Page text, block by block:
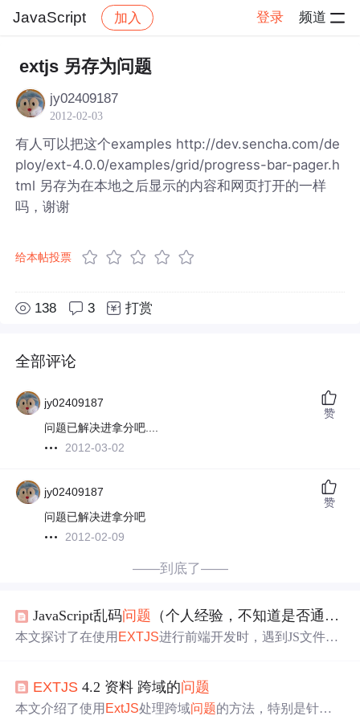
JavaScript 加入 登录 频道
社区 JavaScript
extjs 另存为问题
jy02409187
2012-02-03
有人可以把这个examples http://dev.sencha.com/de
ploy/ext-4.0.0/examples/grid/progress-bar-pager.h
tml 另存为在本地之后显示的内容和网页打开的一样
吗，谢谢
给本帖投票
138 3 打赏
全部评论
jy02409187
问题已解决进拿分吧....
2012-03-02
赞
jy02409187
问题已解决进拿分吧
2012-02-09
赞
——到底了——
JavaScript乱码问题 （个人经验，不知道是否通用）
本文探讨了在使用 EXTJS进行前端开发时，遇到JS文件在
。 EXTJS 4.2 资料 跨域的问题
本文介绍了使用 ExtJS处理跨域问题的方法，特别是针对